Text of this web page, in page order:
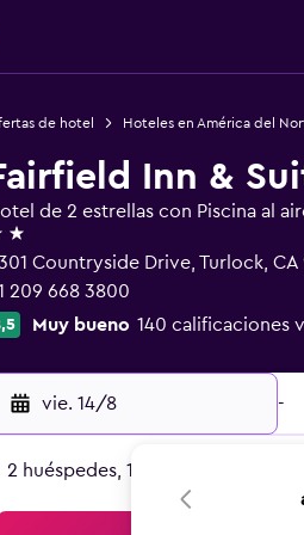
de hotel Hoteles en América del
Inn &
de 2 estrellas con Piscina al
Countryside Drive, Turlock, CA
209 668 3800
Muy bueno 140 calificaciones
vie. 14/8 -
2 huéspedes, 1 habitación